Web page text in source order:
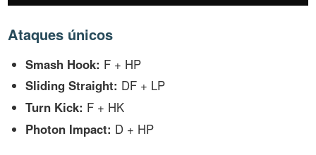
Ataques únicos
Smash Hook: F + HP
Sliding Straight: DF + LP
Turn Kick: F + HK
Photon Impact: D + HP